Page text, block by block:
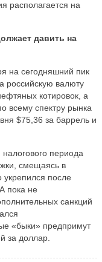
располагается на
давить на
на сегодняшний пик
российскую валюту
котировок, а
всему спектру рынка
$75,36 за баррель и
периода
смещаясь в
укрепился после
пока не
санкций
«быки» предпримут
за доллар.